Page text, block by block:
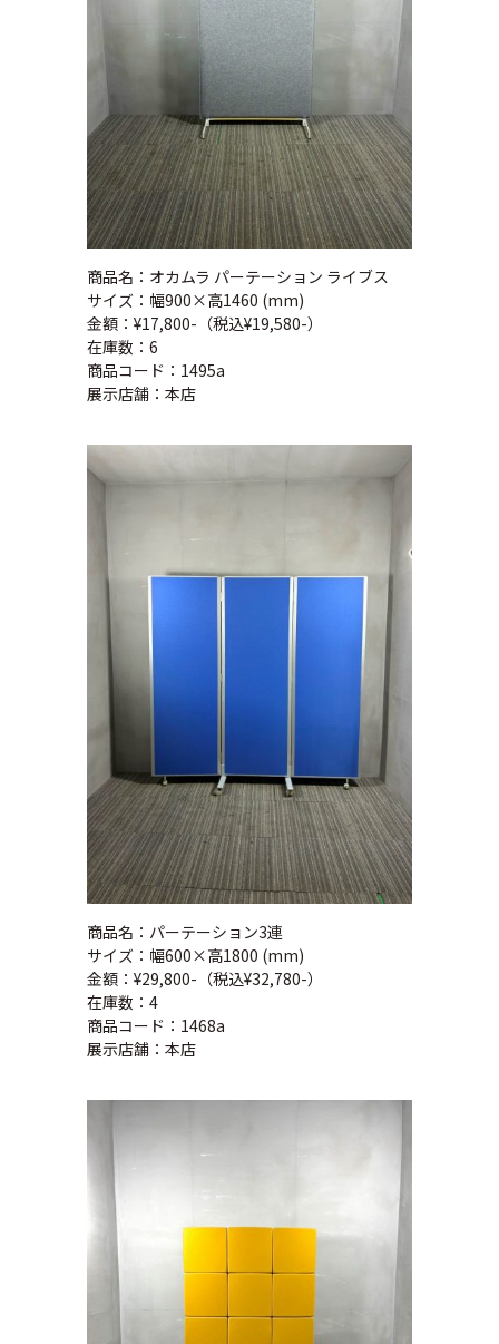
商品名：オカムラ パーテーション ライブス
サイズ：幅900×高1460 (mm)
金額：¥17,800-（税込¥19,580-）
在庫数：6
商品コード：1495a
展示店舗：本店
商品名：パーテーション3連
サイズ：幅600×高1800 (mm)
金額：¥29,800-（税込¥32,780-）
在庫数：4
商品コード：1468a
展示店舗：本店